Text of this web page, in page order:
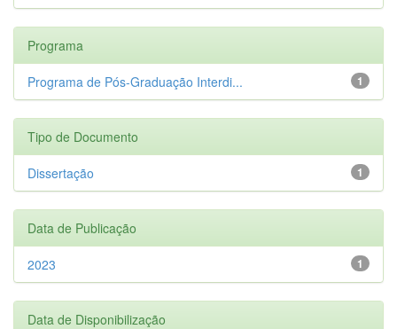
Programa
1
Programa de Pós-Graduação Interdi...
Tipo de Documento
1
Dissertação
Data de Publicação
1
2023
Data de Disponibilização